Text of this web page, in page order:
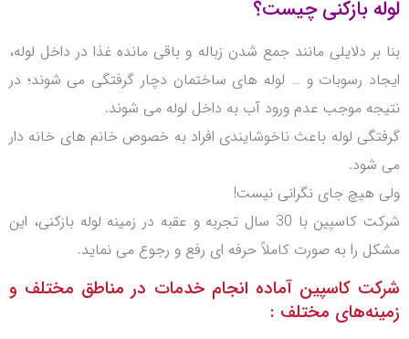
لوله بازکنی چیست؟
بنا بر دلایلی مانند جمع شدن زباله و باقی مانده غذا در داخل لوله،
ایجاد رسوبات و … لوله های ساختمان دچار گرفتگی می شوند؛ در
نتیجه موجب عدم ورود آب به داخل لوله می شوند.
گرفتگی لوله باعث ناخوشایندی افراد به خصوص خانم های خانه دار
می شود.
ولی هیچ جای نگرانی نیست!
شرکت کاسپین با 30 سال تجربه و عقبه در زمینه لوله بازکنی، این
مشکل را به صورت کاملاً حرفه ای رفع و رجوع می نماید.
شرکت کاسپین آماده انجام خدمات در مناطق مختلف و
زمینه‌های مختلف :